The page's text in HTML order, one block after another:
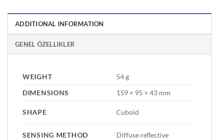
ADDITIONAL INFORMATION
GENEL ÖZELLIKLER
WEIGHT
54 g
DIMENSIONS
159 × 95 × 43 mm
SHAPE Cuboid
SENSING METHOD Diffuse reflective